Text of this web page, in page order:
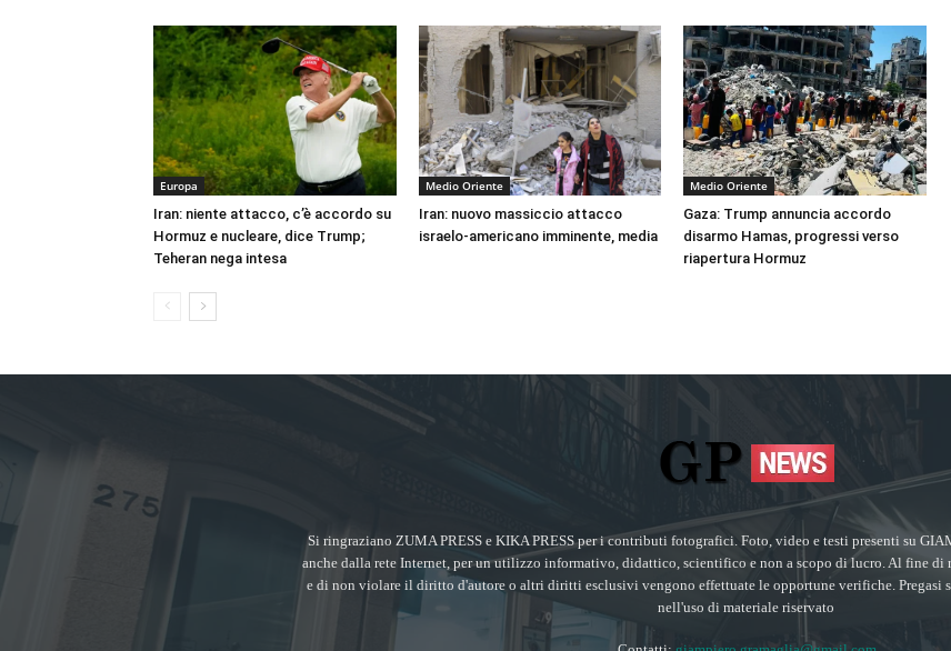
Europa
Iran: niente attacco, c’è accordo su
Hormuz e nucleare, dice Trump;
Teheran nega intesa
Medio Oriente
Iran: nuovo massiccio attacco
israelo-americano imminente, media
Medio Oriente
Gaza: Trump annuncia accordo
disarmo Hamas, progressi verso
riapertura Hormuz
Si ringraziano ZUMA PRESS e KIKA PRESS per i contributi fotografici. Foto, video e testi presenti su
anche dalla rete Internet, per un utilizzo informativo, didattico, scientifico e non a scopo di lucro. Al fine
e di non violare il diritto d'autore o altri diritti esclusivi vengono effettuate le opportune verifiche. Pregasi
nell'uso di materiale riservato